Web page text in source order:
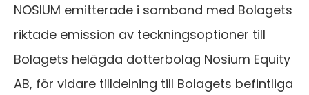
NOSIUM emitterade i samband med Bolagets
riktade emission av teckningsoptioner till
Bolagets helägda dotterbolag Nosium Equity
AB, för vidare tilldelning till Bolagets befintliga